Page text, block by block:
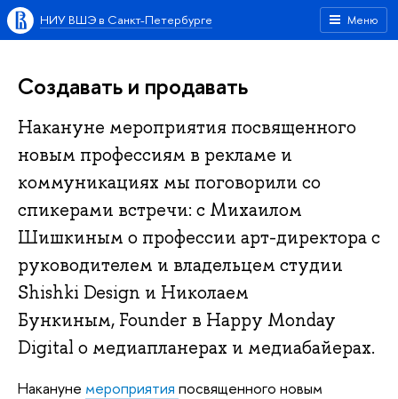
Меню
НИУ ВШЭ в Санкт-Петербурге
Создавать и продавать
Накануне мероприятия посвященного
новым профессиям в рекламе и
коммуникациях мы поговорили со
спикерами встречи: с Михаилом
Шишкиным о профессии арт-директора с
руководителем и владельцем студии
Shishki Design и Николаем
Бункиным, Founder в Happy Monday
Digital о медиапланерах и медиабайерах.
Накануне мероприятия посвященного новым